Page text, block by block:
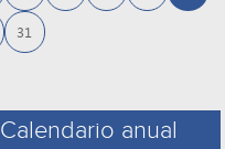
31
Calendario anual